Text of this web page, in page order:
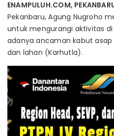
ENAMPULUH.COM,
Pekanbaru, Agung Nugroho
untuk mengurangi aktivitas di
adanya ancaman kabut
dan lahan (Karhutla).